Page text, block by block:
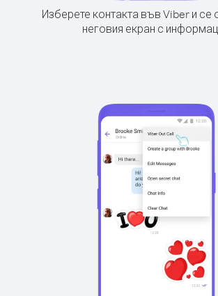
Изберете контакта във Viber и се
неговия екран с